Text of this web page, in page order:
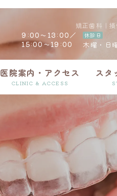
矯正歯科｜
9:00～13:00／
15:00～19:00
休診日
木曜・日
医院案内・アクセス
CLINIC & ACCESS
スタ
小児歯科
インプラント
スペシャルニーズ